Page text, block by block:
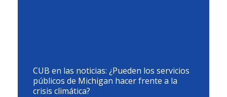
CUB en las noticias: ¿Pueden los servicios
públicos de Michigan hacer frente a la
crisis climática?